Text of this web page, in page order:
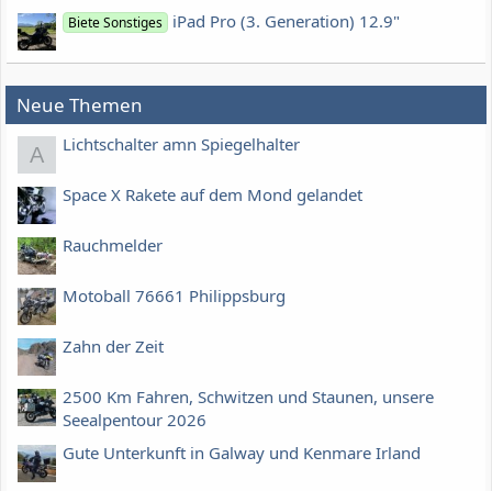
Biete Sonstiges iPad Pro (3. Generation) 12.9"
Neue Themen
A Lichtschalter amn Spiegelhalter
Space X Rakete auf dem Mond gelandet
Rauchmelder
Motoball 76661 Philippsburg
Zahn der Zeit
2500 Km Fahren, Schwitzen und Staunen, unsere
Seealpentour 2026
Gute Unterkunft in Galway und Kenmare Irland